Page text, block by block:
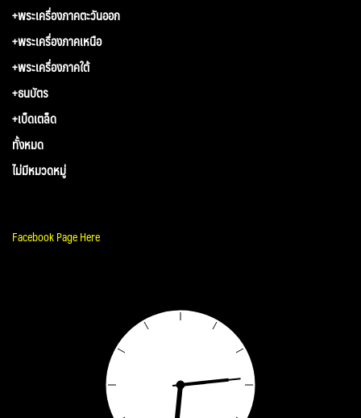
+พระเครื่องภาคตะวันออก
+พระเครื่องภาคเหนือ
+พระเครื่องภาคใต้
+ธนบัตร
+เบ็ดเตล็ด
ทั้งหมด
ไม่มีหมวดหมู่
Facebook Page Here